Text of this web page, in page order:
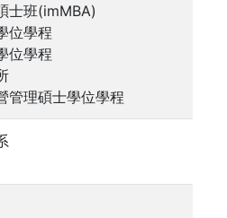
士班(imMBA)
位學程
位學程
管理碩士學位學程